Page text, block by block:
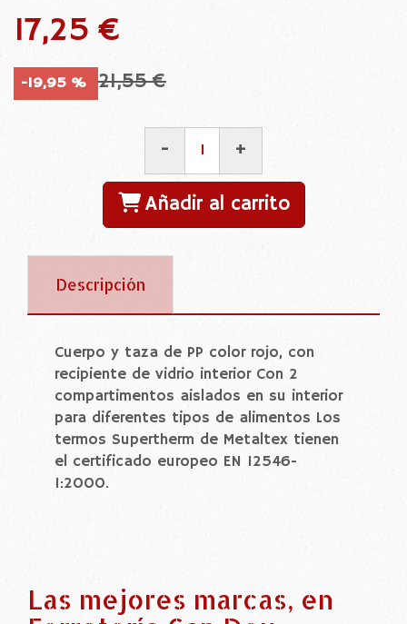
17,25 €
-19,95 % 21,55 €
- +
Añadir al carrito
Descripción
Cuerpo y taza de PP color rojo, con
recipiente de vidrio interior Con 2
compartimentos aislados en su interior
para diferentes tipos de alimentos Los
termos Supertherm de Metaltex tienen
el certificado europeo EN 12546-
1:2000.
Las mejores marcas, en